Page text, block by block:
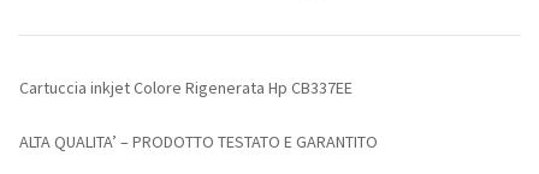
Cartuccia inkjet Colore Rigenerata Hp CB337EE
ALTA QUALITA’ – PRODOTTO TESTATO E GARANTITO